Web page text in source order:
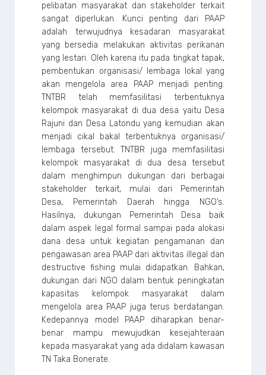
pelibatan masyarakat dan stakeholder terkait
sangat diperlukan. Kunci penting dari PAAP
adalah terwujudnya kesadaran masyarakat
yang bersedia melakukan aktivitas perikanan
yang lestari. Oleh karena itu pada tingkat tapak,
pembentukan organisasi/ lembaga lokal yang
akan mengelola area PAAP menjadi penting.
TNTBR telah memfasilitasi terbentuknya
kelompok masyarakat di dua desa yaitu Desa
Rajuni dan Desa Latondu yang kemudian akan
menjadi cikal bakal terbentuknya organisasi/
lembaga tersebut. TNTBR juga memfasilitasi
kelompok masyarakat di dua desa tersebut
dalam menghimpun dukungan dari berbagai
stakeholder terkait, mulai dari Pemerintah
Desa, Pemerintah Daerah hingga NGO’s.
Hasilnya, dukungan Pemerintah Desa baik
dalam aspek legal formal sampai pada alokasi
dana desa untuk kegiatan pengamanan dan
pengawasan area PAAP dari aktivitas illegal dan
destructive fishing mulai didapatkan. Bahkan,
dukungan dari NGO dalam bentuk peningkatan
kapasitas kelompok masyarakat dalam
mengelola area PAAP juga terus berdatangan.
Kedepannya model PAAP diharapkan benar-
benar mampu mewujudkan kesejahteraan
kepada masyarakat yang ada didalam kawasan
TN Taka Bonerate.